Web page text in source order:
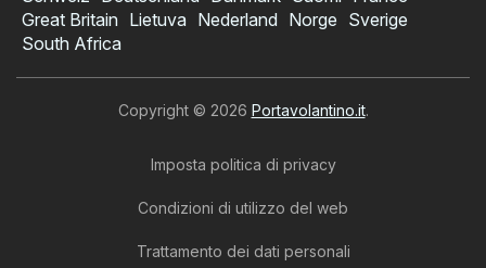
Great Britain Lietuva Nederland Norge Sverige
South Africa
Copyright © 2026 Portavolantino.it.
Imposta politica di privacy
Condizioni di utilizzo del web
Trattamento dei dati personali